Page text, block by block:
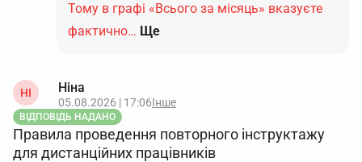
Тому в графі «Всього за місяць» вказуєте
фактично… Ще
НІ Ніна
05.08.2026 | 17:06Інше
ВІДПОВІДЬ НАДАНО
Правила проведення повторного інструктажу
для дистанційних працівників